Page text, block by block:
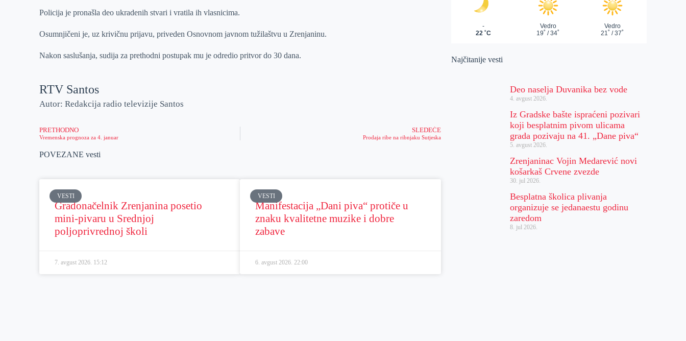
Policija je pronašla deo ukradenih stvari i vratila ih vlasnicima.
Osumnjičeni je, uz krivičnu prijavu, priveden Osnovnom javnom tužilaštvu u Zrenjaninu.
Nakon saslušanja, sudija za prethodni postupak mu je odredio pritvor do 30 dana.
RTV Santos
Autor: Redakcija radio televizije Santos
PRETHODNO
Vremenska prognoza za 4. januar
SLEDEĆE
Prodaja ribe na ribnjaku Sutjeska
POVEZANE vesti
VESTI
Gradonačelnik Zrenjanina posetio
mini-pivaru u Srednjoj
poljoprivrednoj školi
7. avgust 2026. 15:12
VESTI
Manifestacija „Dani piva“ protiče u
znaku kvalitetne muzike i dobre
zabave
6. avgust 2026. 22:00
Najčitanije vesti
Deo naselja Duvanika bez vode
4. avgust 2026.
Iz Gradske bašte ispraćeni pozivari
koji besplatnim pivom ulicama
grada pozivaju na 41. „Dane piva“
5. avgust 2026.
Zrenjaninac Vojin Medarević novi
košarkaš Crvene zvezde
30. jul 2026.
Besplatna školica plivanja
organizuje se jedanaestu godinu
zaredom
8. jul 2026.